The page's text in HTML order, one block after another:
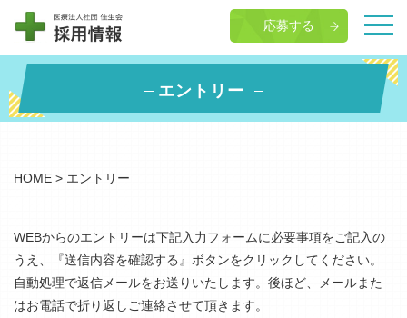
応募する
エントリー
HOME > エントリー
WEBからのエントリーは下記入力フォームに必要事項をご記入の
うえ、『送信内容を確認する』ボタンをクリックしてください。
自動処理で返信メールをお送りいたします。後ほど、メールまた
はお電話で折り返しご連絡させて頂きます。